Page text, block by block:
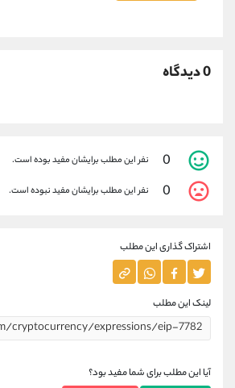
0 دیدگاه
0 نفر این مطلب برایشان مفید بوده است.
0 نفر این مطلب برایشان مفید نبوده است.
اشتراک گذاری این مطلب
لینک این مطلب
آیا این مطلب برای شما مفید بود؟